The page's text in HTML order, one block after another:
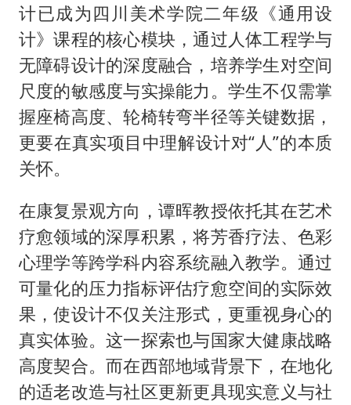
计已成为四川美术学院二年级《通用设
计》课程的核心模块，通过人体工程学与
无障碍设计的深度融合，培养学生对空间
尺度的敏感度与实操能力。学生不仅需掌
握座椅高度、轮椅转弯半径等关键数据，
更要在真实项目中理解设计对“人”的本质
关怀。
在康复景观方向，谭晖教授依托其在艺术
疗愈领域的深厚积累，将芳香疗法、色彩
心理学等跨学科内容系统融入教学。通过
可量化的压力指标评估疗愈空间的实际效
果，使设计不仅关注形式，更重视身心的
真实体验。这一探索也与国家大健康战略
高度契合。而在西部地域背景下，在地化
的适老改造与社区更新更具现实意义与社